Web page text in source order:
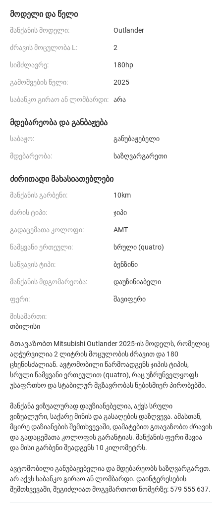
მოდელი და წელი
მანქანის მოდელი: Outlander
ძრავის მოცულობა L: 2
სიმძლავრე: 180hp
გამოშვების წელი: 2025
საბანკო გირაო ან ლომბარდი: არა
მდებარეობა და განბაჟება
საბაჟო: განუბაჟებელი
მდებარეობა: საზღვარგარეთი
ძირითადი მახასიათებლები
მანქანის გარბენი: 10km
ძარის ტიპი: ჯიპი
გადაცემათა კოლოფი: AMT
წამყვანი ერთეული: სრული (quatro)
საწვავის ტიპი: ბენზინი
მანქანის მდგომარეობა: დაუზინიაბელი
ფერი: შავიფერი
მისამართი:
თბილისი
Გთავაზობთ Mitsubishi Outlander 2025-ის მოდელს, რომელიც
აღჭურვილია 2 ლიტრის მოცულობის ძრავით და 180
ცხენისძალიან. ავტომობილი წარმოადგენს ჯიპის ტიპის,
სრული წამყვანი ერთეულით (quatro), რაც უზრუნველყოფს
უსაფრთხო და სტაბილურ მგზავრობას ნებისმიერ პირობებში.
მანქანა ვიზუალურად დაუზიანებელია, აქვს სრული
ვიზუალური, საქარე მინის და გასაღების დაზღვევა. ამასთან,
მცირე დაზიანების შემთხვევაში, დამატებით გთავაზობთ ძრავის
და გადაცემათა კოლოფის გარანტიას. მანქანის ფერი შავია
და მისი გარბენი შეადგენს 10 კილომეტრს.
ავტომობილი განუბაჟებელია და მდებარეობს საზღვარგარეთ.
არ აქვს საბანკო გირაო ან ლომბარდი. დაინტერესების
შემთხვევაში, შეგიძლიათ მოგვმართოთ ნომერზე: 579 555 637.